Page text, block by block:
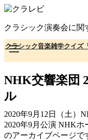
コ
テ
ン
ツ
へ
動
クラシック演奏会に関
クラシック音楽雑学クイズ
NHK交響楽団
ル
2020年9月12日（土）
2020年9⽉公演 NHKホ
のアーカイブページで